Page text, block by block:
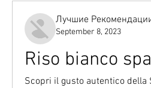
Лучшие
September 8, 2023
Riso bianco
Scopri il gusto autentico della